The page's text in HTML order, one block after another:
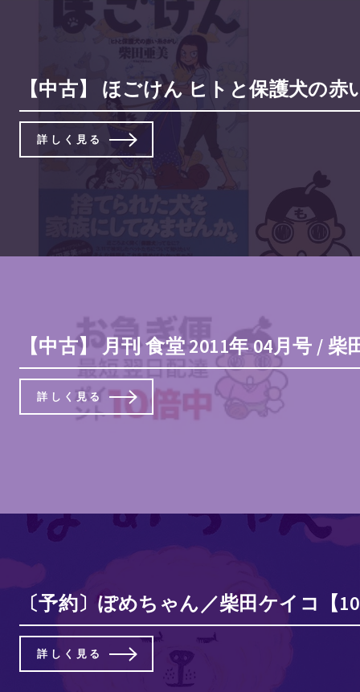
【中古】 ほごけん ヒトと保護犬の
詳しく見る
【中古】 月刊 食堂 2011年 04月号 /
詳しく見る
〔予約〕ぽめちゃん／柴田ケイコ【
詳しく見る